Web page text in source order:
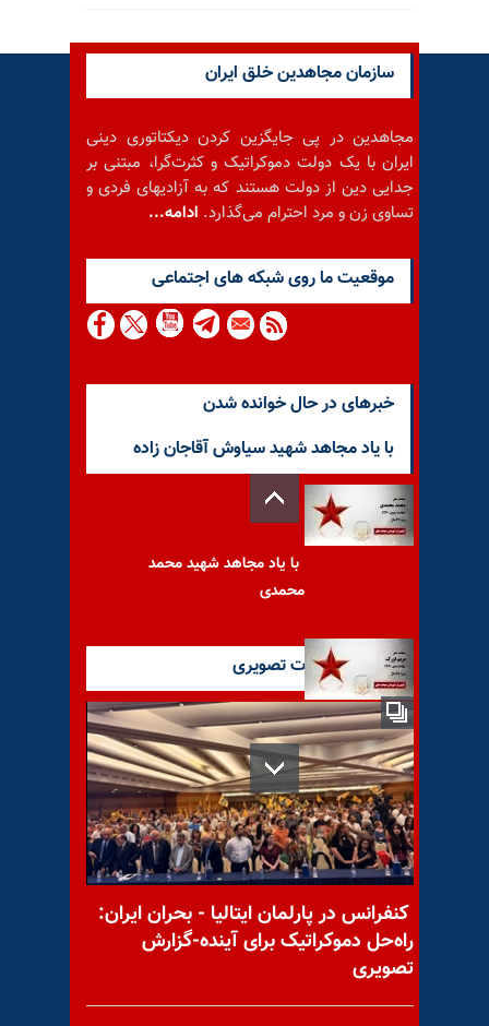
سازمان مجاهدین خلق ایران
مجاهدین در پی جایگزین کردن دیکتاتوری دینی
ایران با یک دولت دموکراتیک و کثرت‌گرا، مبتنی بر
جدایی دین از دولت هستند که به آزادیهای فردی و
تساوی زن و مرد احترام می‌گذارد. ادامه...
موقعيت ما روى شبكه هاى اجتماعى
خبرهای در حال خوانده شدن
با یاد مجاهد شهید سیاوش آقاجان زاده
با یاد مجاهد شهید محمد
محمدی
با یاد مجاهد شهید مریم اورک
قزل‌حصار یا قزل اُخدود - سعید
ماسوری
آخرین گزارشات تصویری
کنفرانس در پارلمان ایتالیا - بحران ایران:
راه‌حل دموکراتیک برای آینده-گزارش
تصویری